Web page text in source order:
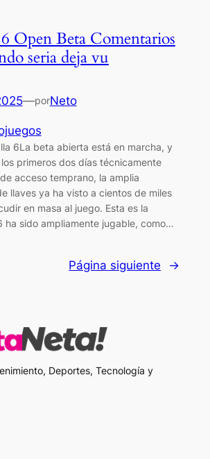
Open Beta Comentarios
seria deja vu
—porNeto
6La beta abierta está en marcha, y
primeros dos días técnicamente
acceso temprano, la amplia
llaves ya ha visto a cientos de miles
en masa al juego. Esta es la
ha sido ampliamente jugable, como…
Página siguiente →
Deportes, Tecnología y